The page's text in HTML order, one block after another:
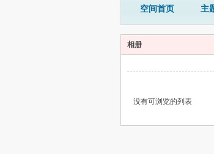
空间首页 主
相册
没有可浏览的列表